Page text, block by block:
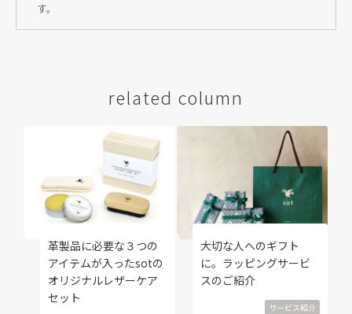
す。
related column
革製品に必要な３つの
アイテムが入ったsotの
オリジナルレザーケア
セット
大切な人へのギフト
に。ラッピングサービ
スのご紹介
サービス紹介